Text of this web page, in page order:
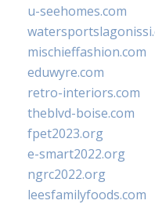
u-seehomes.com
mischieffashion.com
eduwyre.com
retro-interiors.com
theblvd-boise.com
fpet2023.org
e-smart2022.org
ngrc2022.org
leesfamilyfoods.com